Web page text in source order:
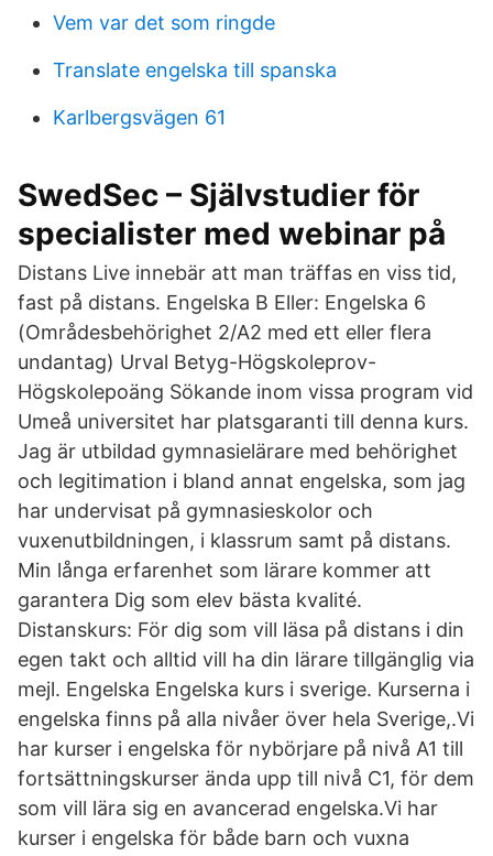
Vem var det som ringde
Translate engelska till spanska
Karlbergsvägen 61
SwedSec – Självstudier för
specialister med webinar på
Distans Live innebär att man träffas en viss tid,
fast på distans. Engelska B Eller: Engelska 6
(Områdesbehörighet 2/A2 med ett eller flera
undantag) Urval Betyg-Högskoleprov-
Högskolepoäng Sökande inom vissa program vid
Umeå universitet har platsgaranti till denna kurs.
Jag är utbildad gymnasielärare med behörighet
och legitimation i bland annat engelska, som jag
har undervisat på gymnasieskolor och
vuxenutbildningen, i klassrum samt på distans.
Min långa erfarenhet som lärare kommer att
garantera Dig som elev bästa kvalité.
Distanskurs: För dig som vill läsa på distans i din
egen takt och alltid vill ha din lärare tillgänglig via
mejl. Engelska Engelska kurs i sverige. Kurserna i
engelska finns på alla nivåer över hela Sverige,.Vi
har kurser i engelska för nybörjare på nivå A1 till
fortsättningskurser ända upp till nivå C1, för dem
som vill lära sig en avancerad engelska.Vi har
kurser i engelska för både barn och vuxna